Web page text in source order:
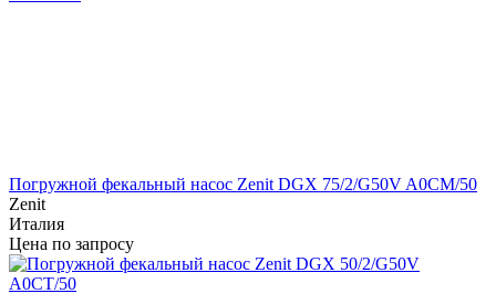
Погружной фекальный насос Zenit DGX 75/2/G50V A0CM/50
Zenit
Италия
Цена по запросу